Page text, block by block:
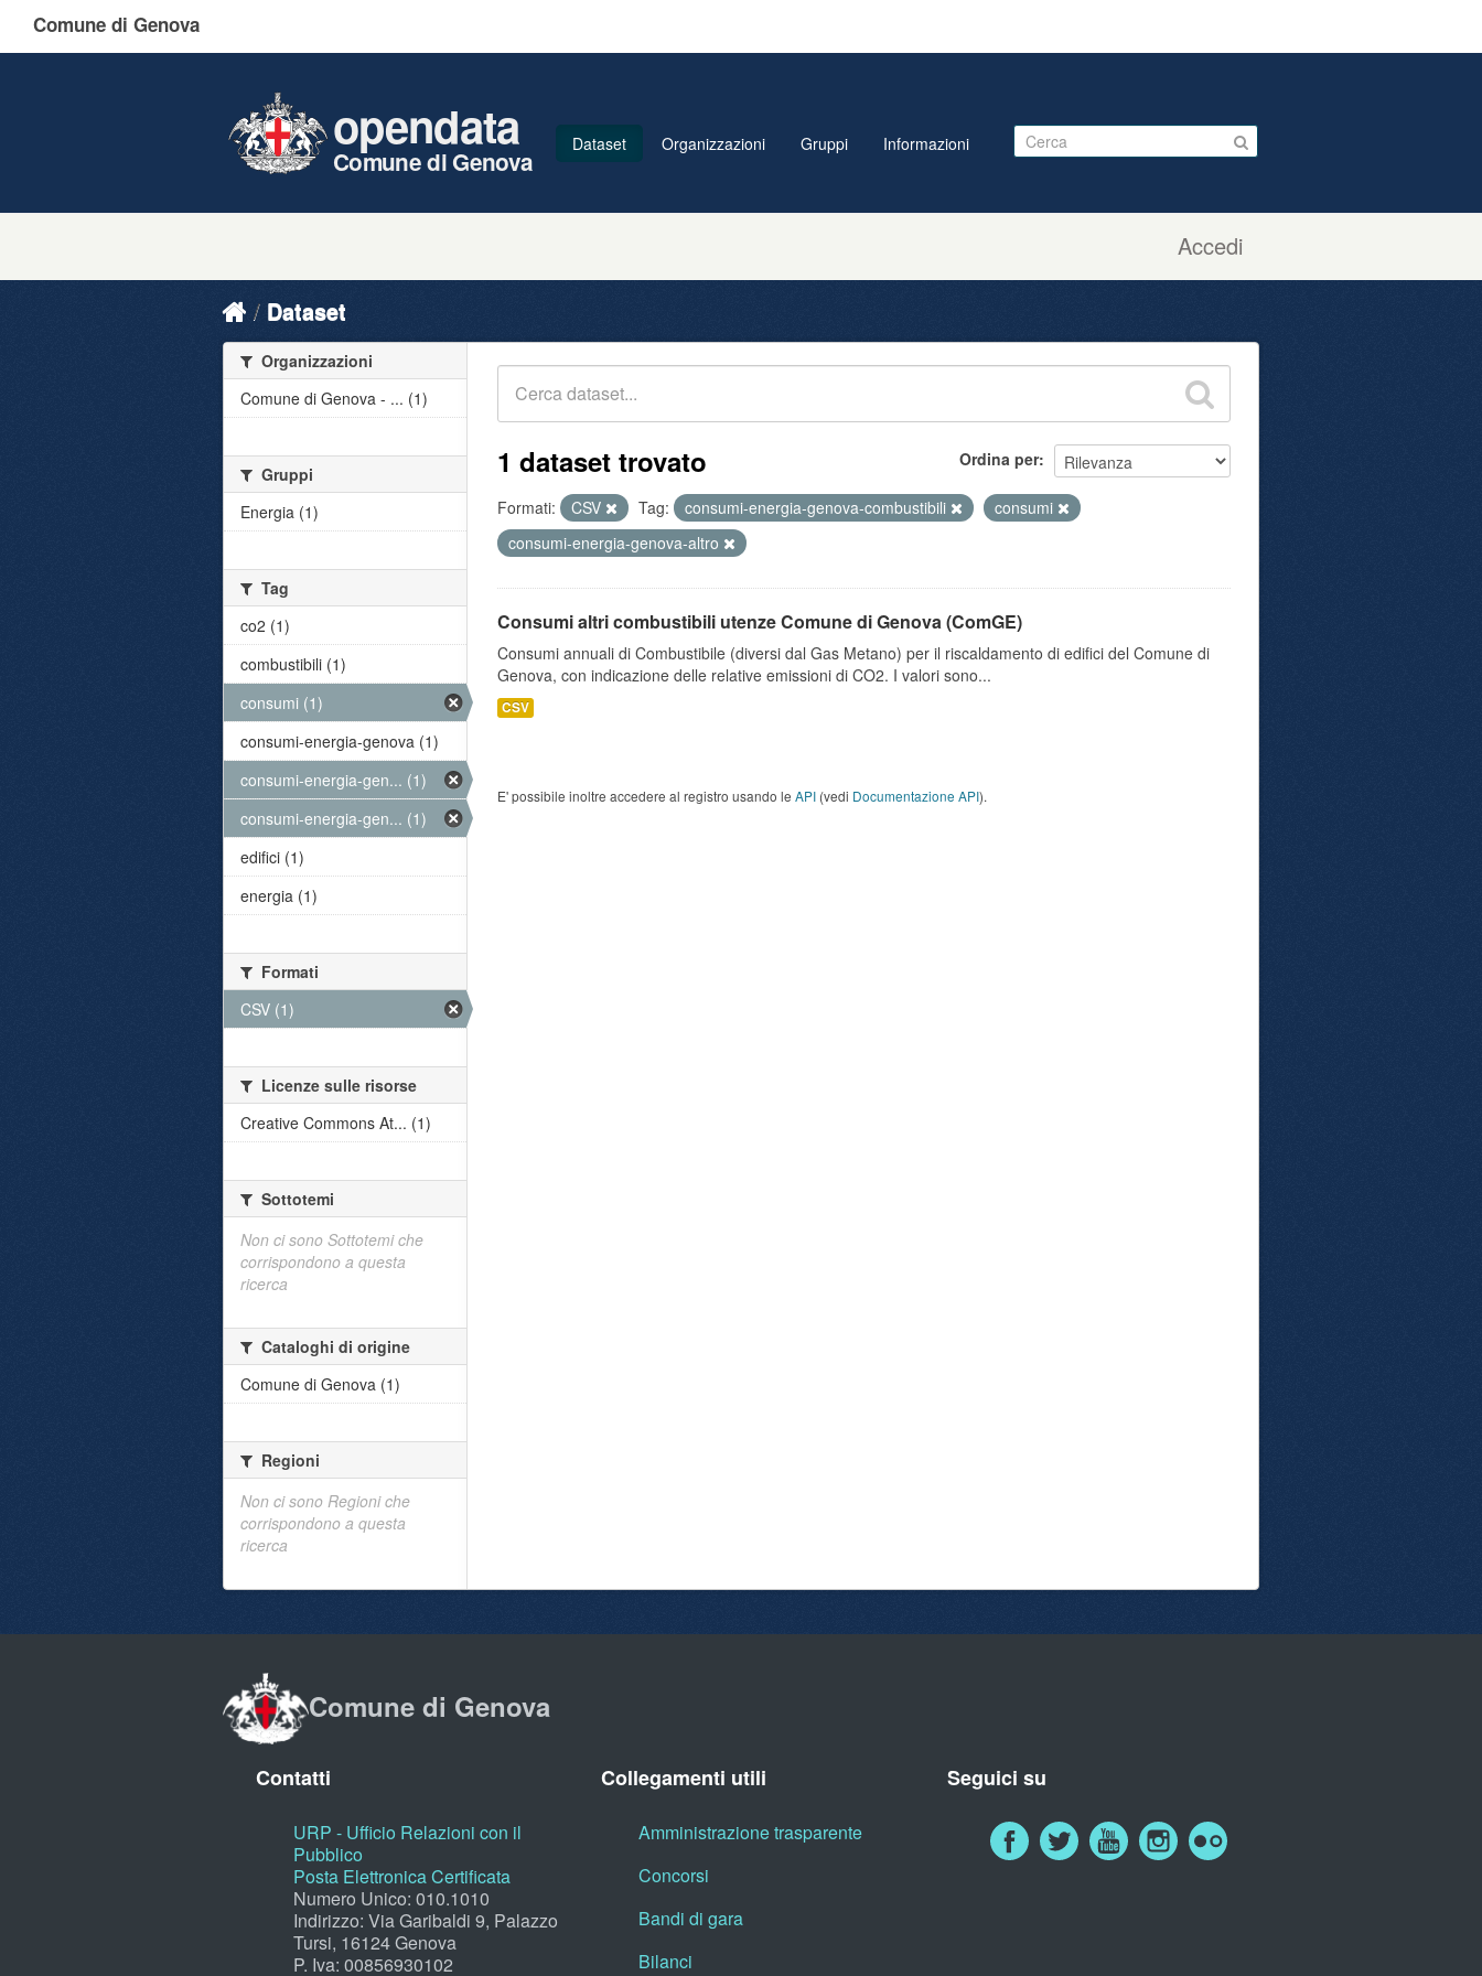
Comune di Genova
Accedi
opendata
Comune di Genova
Dataset Organizzazioni Gruppi Informazioni
Dataset
Ordina per
1 dataset trovato
Formati: CSV Tag: consumi-energia-genova-combustibili
consumi
consumi-energia-genova-altro
Consumi altri combustibili utenze Comune di Genova (ComGE)
Consumi annuali di Combustibile (diversi dal Gas Metano) per il riscaldamento di edifici del Comune di
Genova, con indicazione delle relative emissioni di CO2. I valori sono...
CSV
E' possibile inoltre accedere al registro usando le API (vedi Documentazione API).
Organizzazioni
Comune di Genova - ... (1)
Gruppi
Energia (1)
Tag
co2 (1)
combustibili (1)
consumi (1)
consumi-energia-genova (1)
consumi-energia-gen... (1)
consumi-energia-gen... (1)
edifici (1)
energia (1)
Formati
CSV (1)
Licenze sulle risorse
Creative Commons At... (1)
Sottotemi
Non ci sono Sottotemi che
corrispondono a questa
ricerca
Cataloghi di origine
Comune di Genova (1)
Regioni
Non ci sono Regioni che
corrispondono a questa
ricerca
Comune di Genova
Contatti
URP - Ufficio Relazioni con il
Pubblico
Posta Elettronica Certificata
Numero Unico: 010.1010
Indirizzo: Via Garibaldi 9, Palazzo
Tursi, 16124 Genova
P. Iva: 00856930102
Collegamenti utili
Amministrazione trasparente
Concorsi
Bandi di gara
Bilanci
Seguici su